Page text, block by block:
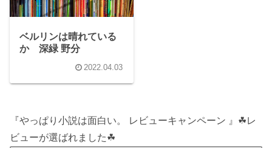
ベルリンは晴れている
か 深緑 野分
2022.04.03
『やっぱり小説は面白い。 レビューキャンペーン 』☘レ
ビューが選ばれました☘